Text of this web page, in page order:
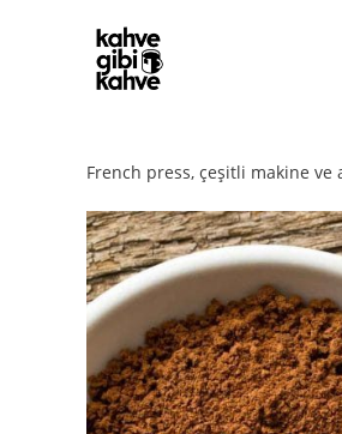
French press, çeşitli makine ve